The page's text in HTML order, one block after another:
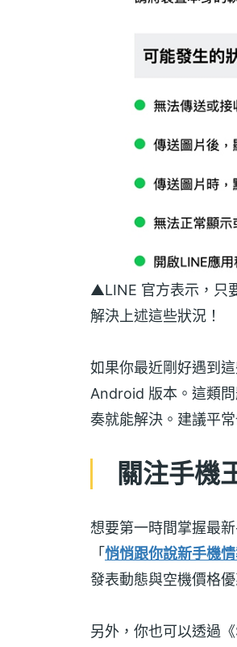
▲LINE 官方表示，只
解決上述這些狀況！
如果你最近剛好遇到
Android 版本。這類
奏就能解決。建議平
關注手機
想要第一時間掌握最
「悄悄跟你說新手機情
發表動態與空機價格
另外，你也可以透過